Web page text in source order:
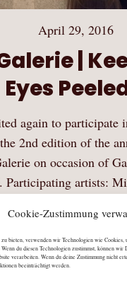
Cookie-Zustimmung
bieten, verwenden wir Technologien wie
du diesen Technologien zustimmst, können wir
verarbeiten. Wenn du deine Zustimmung nicht
beeinträchtigt werden.
April 29, 2016
|
Eyes
again to participate
2nd edition of the
on occasion of
Participating artists: